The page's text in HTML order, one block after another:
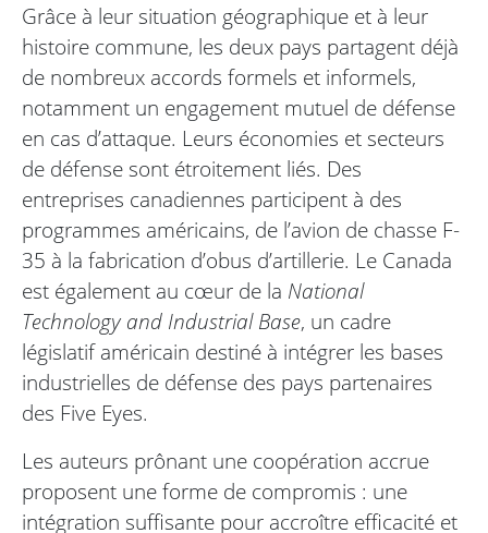
Grâce à leur situation géographique et à leur
histoire commune, les deux pays partagent déjà
de nombreux accords formels et informels,
notamment un engagement mutuel de défense
en cas d’attaque. Leurs économies et secteurs
de défense sont étroitement liés. Des
entreprises canadiennes participent à des
programmes américains, de l’avion de chasse F-
35 à la fabrication d’obus d’artillerie. Le Canada
est également au cœur de la National
Technology and Industrial Base, un cadre
législatif américain destiné à intégrer les bases
industrielles de défense des pays partenaires
des Five Eyes.
Les auteurs prônant une coopération accrue
proposent une forme de compromis : une
intégration suffisante pour accroître efficacité et